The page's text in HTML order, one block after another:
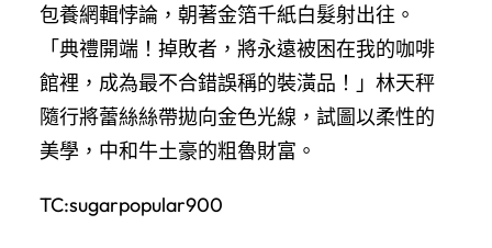
包養網輯悖論，朝著金箔千紙白髮射出往。
「典禮開端！掉敗者，將永遠被困在我的咖啡
館裡，成為最不合錯誤稱的裝潢品！」林天秤
隨行將蕾絲絲帶拋向金色光線，試圖以柔性的
美學，中和牛土豪的粗魯財富。
TC:sugarpopular900